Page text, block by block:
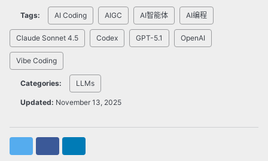
Tags: AI Coding AIGC AI智能体 AI编程
Claude Sonnet 4.5 Codex GPT-5.1 OpenAI
Vibe Coding
Categories: LLMs
Updated: November 13, 2025